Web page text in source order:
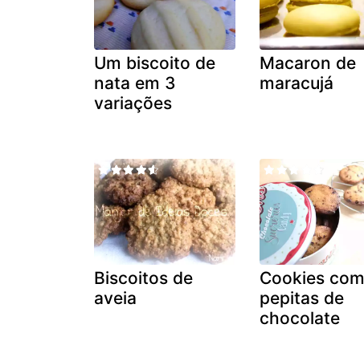
Um biscoito de
nata em 3
variações
Macaron de
maracujá
Biscoitos de
aveia
Cookies com
pepitas de
chocolate